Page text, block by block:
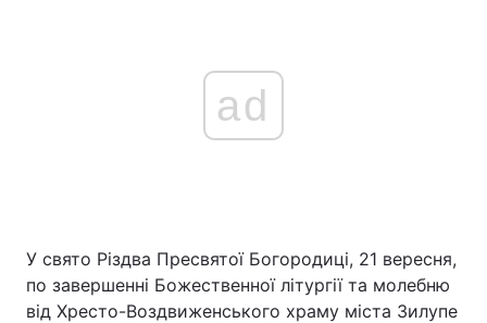
ad
У свято Різдва Пресвятої Богородиці, 21 вересня,
по завершенні Божественної літургії та молебню
від Хресто-Воздвиженського храму міста Зилупе